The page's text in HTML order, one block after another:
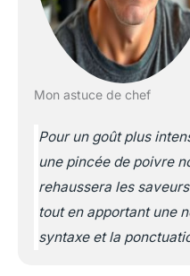
Mon astuce de chef
Pour un goût plus
une pincée de poivre
rehaussera les
tout en apportant une
syntaxe et la